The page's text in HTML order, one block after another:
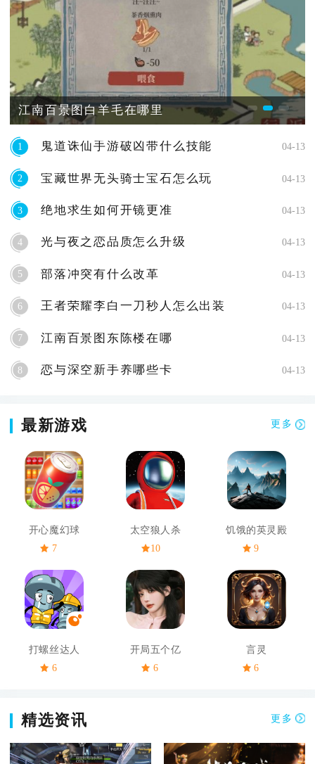
江南百景图白羊毛在哪里
1 鬼道诛仙手游破凶带什么技能 04-13
2 宝藏世界无头骑士宝石怎么玩 04-13
3 绝地求生如何开镜更准 04-13
4 光与夜之恋品质怎么升级 04-13
5 部落冲突有什么改革 04-13
6 王者荣耀李白一刀秒人怎么出装 04-13
7 江南百景图东陈楼在哪 04-13
8 恋与深空新手养哪些卡 04-13
最新游戏 更多
开心魔幻球
7
太空狼人杀
10
饥饿的英灵殿
9
打螺丝达人
6
开局五个亿
6
言灵
6
精选资讯 更多